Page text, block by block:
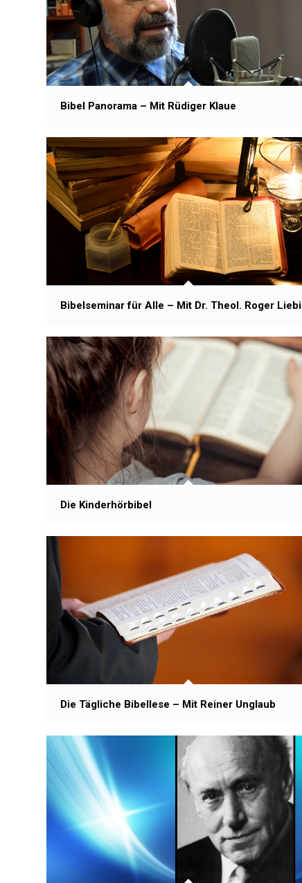
Bibel Panorama – Mit Rüdiger Klaue
Bibelseminar für Alle – Mit Dr. Theol. Roger Liebi
Die Kinderhörbibel
Die Tägliche Bibellese – Mit Reiner Unglaub